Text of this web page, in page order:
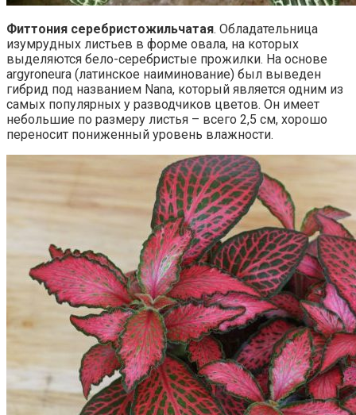
Фиттония серебристожильчатая. Обладательница
изумрудных листьев в форме овала, на которых
выделяются бело-серебристые прожилки. На основе
argyroneura (латинское наиминование) был выведен
гибрид под названием Nana, который является одним из
самых популярных у разводчиков цветов. Он имеет
небольшие по размеру листья – всего 2,5 см, хорошо
переносит пониженный уровень влажности.